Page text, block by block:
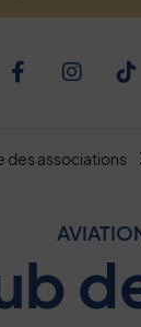
Facebook
des associations